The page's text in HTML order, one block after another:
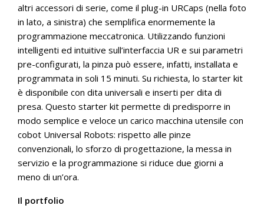
altri accessori di serie, come il plug-in URCaps (nella foto
in lato, a sinistra) che semplifica enormemente la
programmazione meccatronica. Utilizzando funzioni
intelligenti ed intuitive sull’interfaccia UR e sui parametri
pre-configurati, la pinza può essere, infatti, installata e
programmata in soli 15 minuti. Su richiesta, lo starter kit
è disponibile con dita universali e inserti per dita di
presa. Questo starter kit permette di predisporre in
modo semplice e veloce un carico macchina utensile con
cobot Universal Robots: rispetto alle pinze
convenzionali, lo sforzo di progettazione, la messa in
servizio e la programmazione si riduce due giorni a
meno di un’ora.
Il portfolio